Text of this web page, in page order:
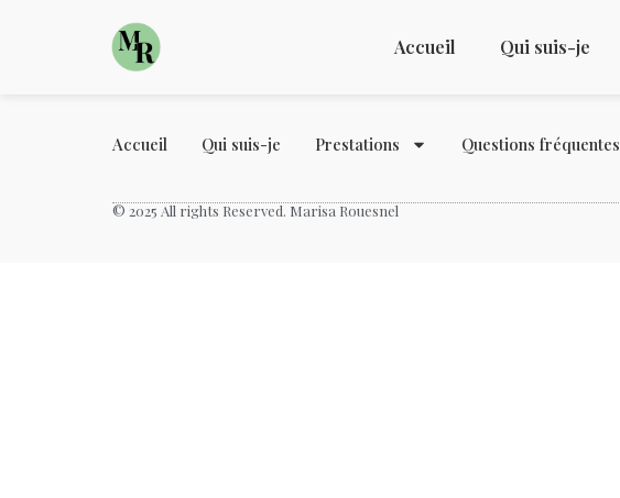
Accueil Qui suis-je
Politique de cookies (UE)
Accueil Qui suis-je Prestations Questions fréquentes
© 2025 All rights Reserved. Marisa Rouesnel